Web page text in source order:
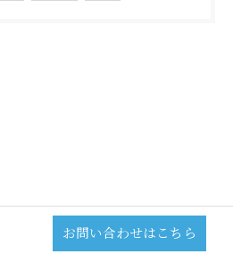
お問い合わせはこちら